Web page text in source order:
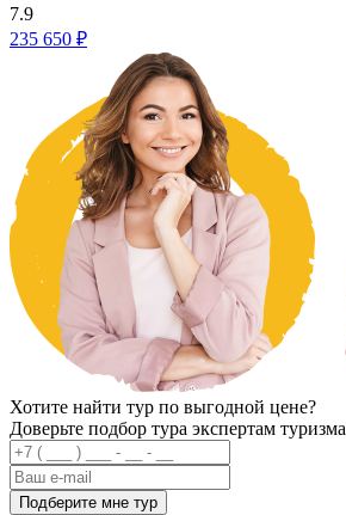
7.9
235 650 ₽
Хотите найти тур по выгодной цене?
Доверьте подбор тура экспертам туризма
Подберите мне тур